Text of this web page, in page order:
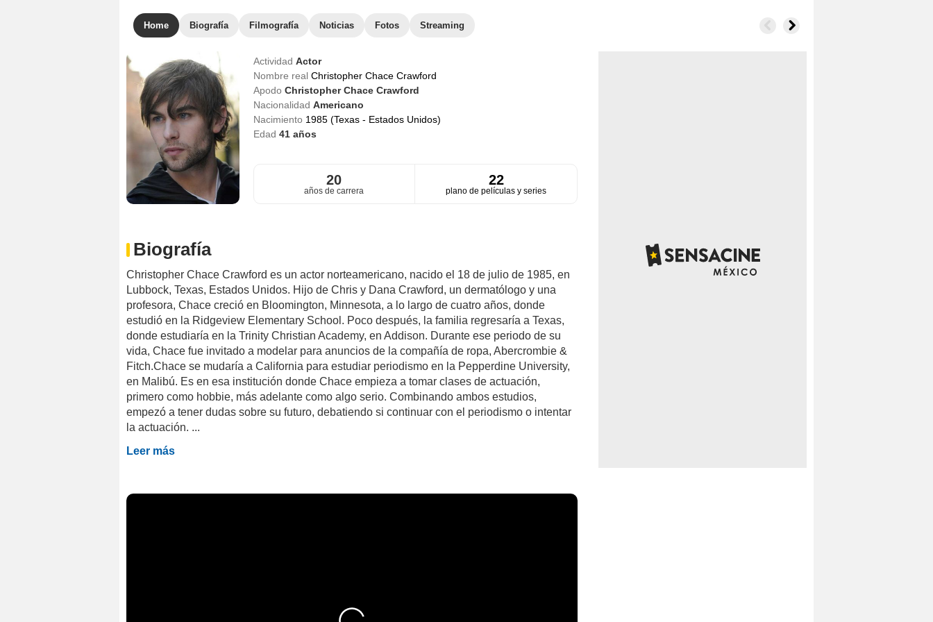
Home Biografía Filmografía Noticias Fotos Streaming
Actividad Actor
Nombre real Christopher Chace Crawford
Apodo Christopher Chace Crawford
Nacionalidad Americano
Nacimiento 1985 (Texas - Estados Unidos)
Edad 41años
20
años de carrera
22
plano de películas y series
Biografía
Christopher Chace Crawford es un actor norteamericano, nacido el 18 de julio de 1985, en
Lubbock, Texas, Estados Unidos. Hijo de Chris y Dana Crawford, un dermatólogo y una
profesora, Chace creció en Bloomington, Minnesota, a lo largo de cuatro años, donde
estudió en la Ridgeview Elementary School. Poco después, la familia regresaría a Texas,
donde estudiaría en la Trinity Christian Academy, en Addison. Durante ese periodo de su
vida, Chace fue invitado a modelar para anuncios de la compañía de ropa, Abercrombie &
Fitch.Chace se mudaría a California para estudiar periodismo en la Pepperdine University,
en Malibú. Es en esa institución donde Chace empieza a tomar clases de actuación,
primero como hobbie, más adelante como algo serio. Combinando ambos estudios,
empezó a tener dudas sobre su futuro, debatiendo si continuar con el periodismo o intentar
la actuación. ...
Leer más